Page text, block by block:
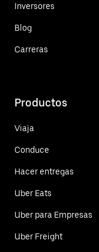
Inversores
Blog
Carreras
Productos
Viaja
Conduce
Hacer entregas
Uber Eats
Uber para Empresas
Uber Freight